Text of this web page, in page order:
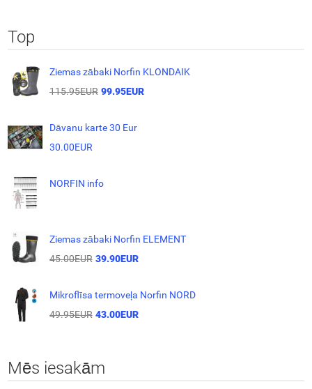
Top
Ziemas zābaki Norfin KLONDAIK
115.95EUR 99.95EUR
Dāvanu karte 30 Eur
30.00EUR
NORFIN info
Ziemas zābaki Norfin ELEMENT
45.00EUR 39.90EUR
Mikroflīsa termoveļa Norfin NORD
49.95EUR 43.00EUR
Mēs iesakām